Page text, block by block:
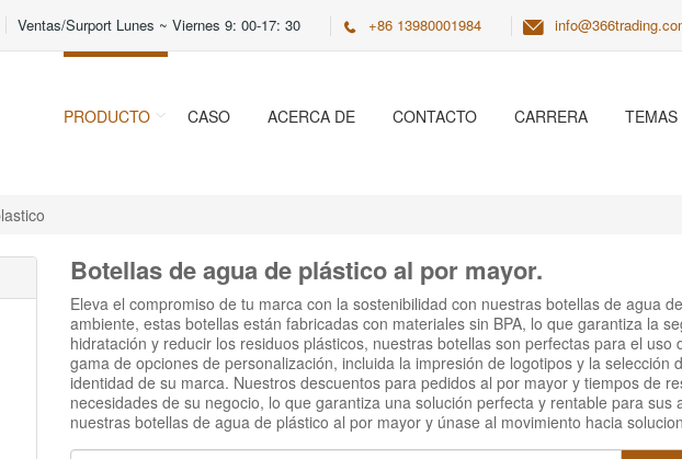
Ventas/Surport Lunes ~ Viernes 9: 00-17: 30 +86 13980001984
PRODUCTO CASO ACERCA DE CONTACTO CARRERA TEMAS
Botellas de agua de plástico al por mayor.
Eleva el compromiso de tu marca con la sostenibilidad con nuestras botellas de agua
ambiente, estas botellas están fabricadas con materiales sin BPA, lo que garantiza la
hidratación y reducir los residuos plásticos, nuestras botellas son perfectas para el
gama de opciones de personalización, incluida la impresión de logotipos y la
identidad de su marca. Nuestros descuentos para pedidos al por mayor y tiempos de
necesidades de su negocio, lo que garantiza una solución perfecta y rentable para
nuestras botellas de agua de plástico al por mayor y únase al movimiento hacia